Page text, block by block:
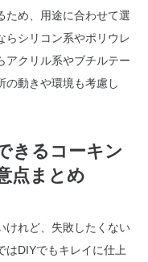
ため、用途に合わせて選
らシリコン系やポリウレ
アクリル系やブチルテー
の動きや環境も考慮し
きるコーキン
点まとめ
けれど、失敗したくない
はDIYでもキレイに仕上